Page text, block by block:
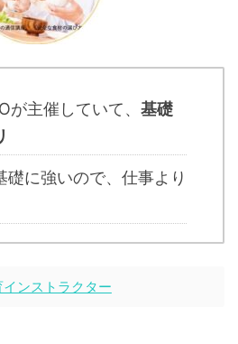
が主催していて、 基礎
礎に強いので、仕事より
インストラクター